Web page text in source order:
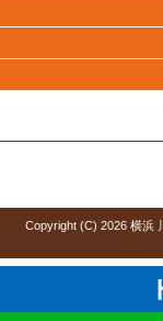
Copyright (C) 2026 横浜